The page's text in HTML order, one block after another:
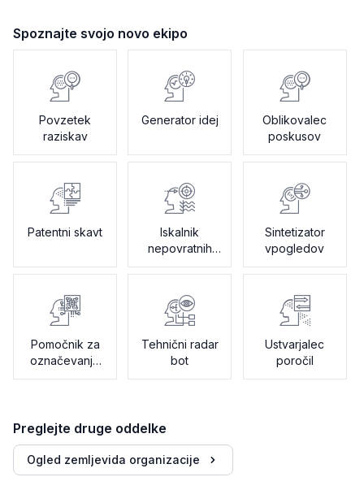
Spoznajte svojo novo ekipo
Povzetek
raziskav
Generator idej
Oblikovalec
poskusov
Patentni skavt
Iskalnik
nepovratnih
sredstev
Sintetizator
vpogledov
Pomočnik za
označevanje
podatkov
Tehnični radar
bot
Ustvarjalec
poročil
Preglejte druge oddelke
Ogled zemljevida organizacije